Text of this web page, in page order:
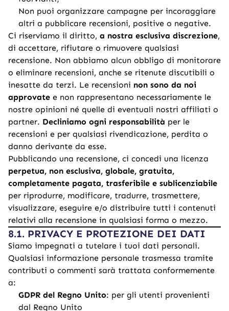
Non puoi organizzare campagne per incoraggiare
altri a pubblicare recensioni, positive o negative.
Ci riserviamo il diritto, a nostra esclusiva discrezione,
di accettare, rifiutare o rimuovere qualsiasi
recensione. Non abbiamo alcun obbligo di monitorare
o eliminare recensioni, anche se ritenute discutibili o
inesatte da terzi. Le recensioni non sono da noi
approvate e non rappresentano necessariamente le
nostre opinioni né quelle di eventuali nostri affiliati o
partner. Decliniamo ogni responsabilità per le
recensioni e per qualsiasi rivendicazione, perdita o
danno derivante da esse.
Pubblicando una recensione, ci concedi una licenza
perpetua, non esclusiva, globale, gratuita,
completamente pagata, trasferibile e sublicenziabile
per riprodurre, modificare, tradurre, trasmettere,
visualizzare, eseguire e/o distribuire tutti i contenuti
relativi alla recensione in qualsiasi forma o mezzo.
8.1. PRIVACY E PROTEZIONE DEI DATI
Siamo impegnati a tutelare i tuoi dati personali.
Qualsiasi informazione personale trasmessa tramite
contributi o commenti sarà trattata conformemente
a:
GDPR del Regno Unito: per gli utenti provenienti
dal Regno Unito